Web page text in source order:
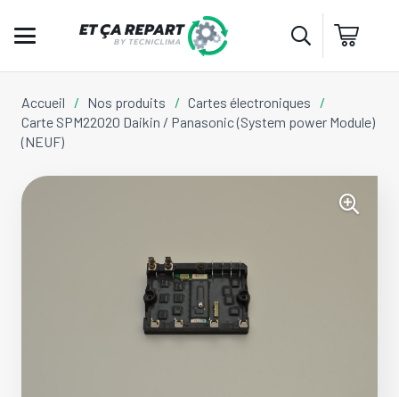
Accueil / Nos produits / Cartes électroniques
/
Carte SPM22020 Daikin / Panasonic (System power Module)
(NEUF)